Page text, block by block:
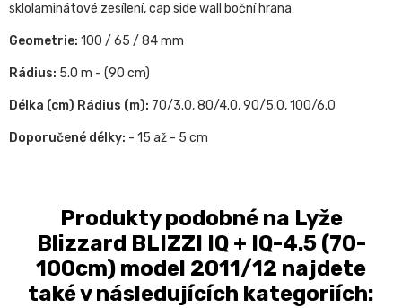
sklolaminátové zesílení, cap side wall boční hrana
Geometrie: 100 / 65 / 84 mm
Rádius: 5.0 m - (90 cm)
Délka (cm) Rádius (m): 70/3.0, 80/4.0, 90/5.0, 100/6.0
Doporučené délky: - 15 až - 5 cm
Produkty podobné na Lyže
Blizzard BLIZZI IQ + IQ-4.5 (70-
100cm) model 2011/12 najdete
také v následujících kategoriích: